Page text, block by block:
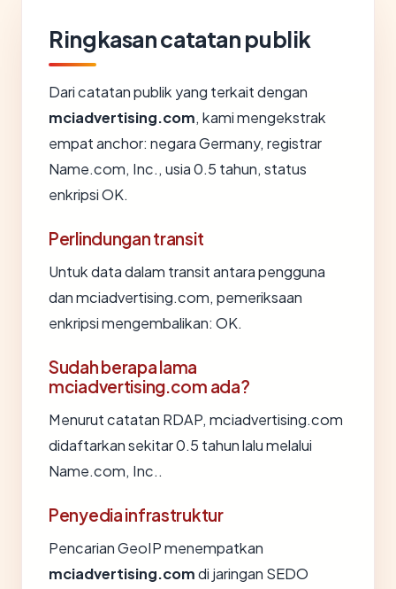
Ringkasan catatan publik
Dari catatan publik yang terkait dengan
mciadvertising.com, kami mengekstrak
empat anchor: negara Germany, registrar
Name.com, Inc., usia 0.5 tahun, status
enkripsi OK.
Perlindungan transit
Untuk data dalam transit antara pengguna
dan mciadvertising.com, pemeriksaan
enkripsi mengembalikan: OK.
Sudah berapa lama
mciadvertising.com ada?
Menurut catatan RDAP, mciadvertising.com
didaftarkan sekitar 0.5 tahun lalu melalui
Name.com, Inc..
Penyedia infrastruktur
Pencarian GeoIP menempatkan
mciadvertising.comdi jaringan SEDO